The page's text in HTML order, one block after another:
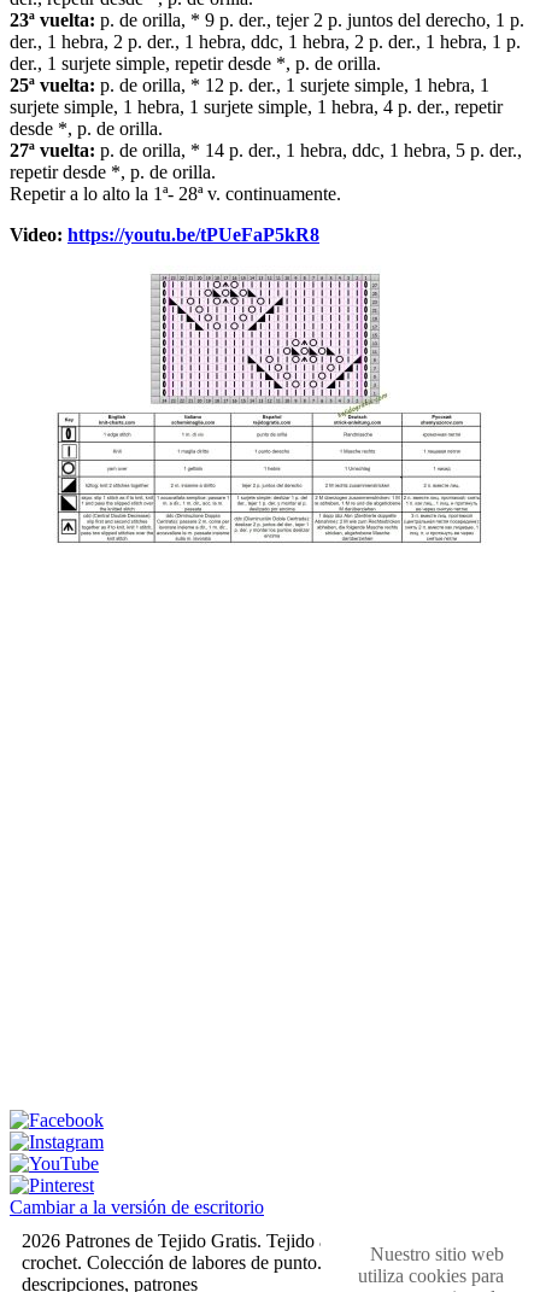
23ª vuelta: p. de orilla, * 9 p. der., tejer 2 p. juntos del derecho, 1 p.
der., 1 hebra, 2 p. der., 1 hebra, ddc, 1 hebra, 2 p. der., 1 hebra, 1 p.
der., 1 surjete simple, repetir desde *, p. de orilla.
25ª vuelta: p. de orilla, * 12 p. der., 1 surjete simple, 1 hebra, 1
surjete simple, 1 hebra, 1 surjete simple, 1 hebra, 4 p. der., repetir
desde *, p. de orilla.
27ª vuelta: p. de orilla, * 14 p. der., 1 hebra, ddc, 1 hebra, 5 p. der.,
repetir desde *, p. de orilla.
Repetir a lo alto la 1ª- 28ª v. continuamente.
Video: https://youtu.be/tPUeFaP5kR8
Cambiar a la versión de escritorio
2026 Patrones de Tejido Gratis. Tejido a dos agujas y
crochet. Colección de labores de punto. Muestras,
descripciones, patrones
Nuestro sitio web
utiliza cookies para